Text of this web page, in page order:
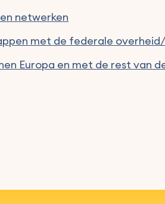
netwerken
met de federale
Europa en met de rest van